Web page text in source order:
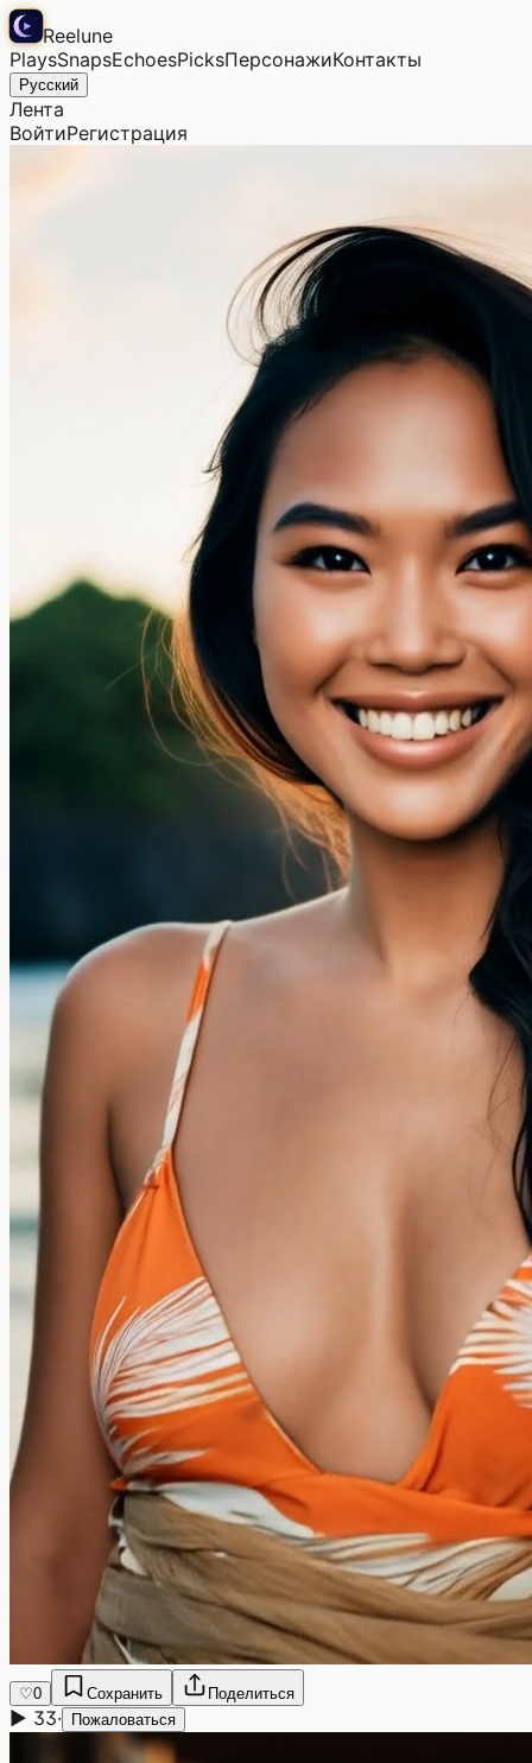
Reelune
PlaysSnapsEchoesPicksПерсонажиКонтакты
Русский
Лента
ВойтиРегистрация
♡0 Сохранить Поделиться
▶ 33· Пожаловаться